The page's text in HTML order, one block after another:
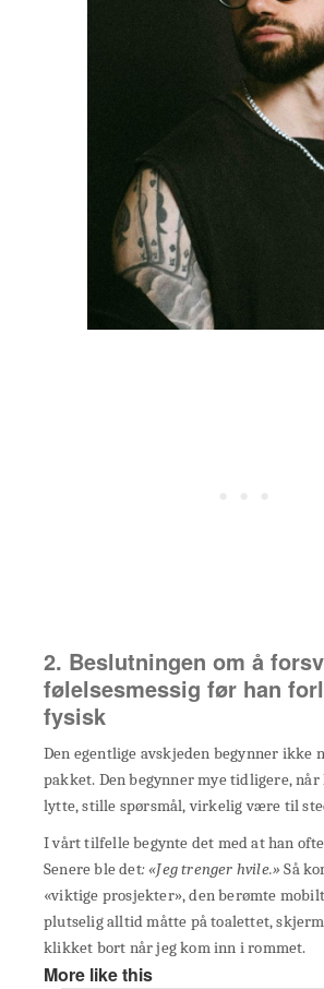
2. Beslutningen om å
følelsesmessig før han
fysisk
Den egentlige avskjeden begynner ikke
pakket. Den begynner mye tidligere,
lytte, stille spørsmål, virkelig være til
I vårt tilfelle begynte det med at han
Senere ble det: «Jeg trenger hvile.» Så
«viktige prosjekter», den berømte
plutselig alltid måtte på toalettet,
klikket bort når jeg kom inn i rommet.
More like this